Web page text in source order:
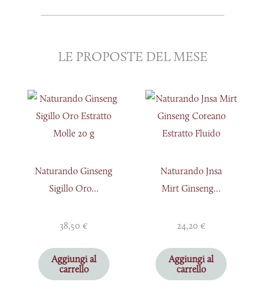
LE PROPOSTE DEL MESE
Naturando Ginseng
Sigillo Oro...
38,50€
Aggiungi al
carrello
Naturando Jnsa
Mirt Ginseng...
24,20€
Aggiungi al
carrello